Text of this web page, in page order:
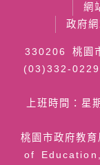
網
政府
330206 桃園
(03)332-
上班時間：
桃園市政府教
of